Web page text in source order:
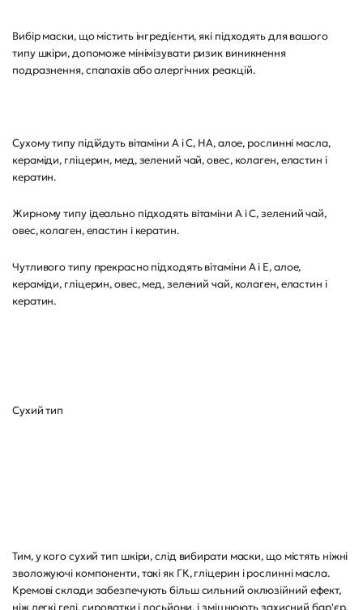
Вибір маски, що містить інгредієнти, які підходять для вашого
типу шкіри, допоможе мінімізувати ризик виникнення
подразнення, спалахів або алергічних реакцій.
Сухому типу підійдуть вітаміни A і C, HA, алое, рослинні масла,
кераміди, гліцерин, мед, зелений чай, овес, колаген, еластин і
кератин.
Жирному типу ідеально підходять вітаміни А і С, зелений чай,
овес, колаген, еластин і кератин.
Чутливого типу прекрасно підходять вітаміни А і Е, алое,
кераміди, гліцерин, овес, мед, зелений чай, колаген, еластин і
кератин.
Сухий тип
Тим, у кого сухий тип шкіри, слід вибирати маски, що містять ніжні
зволожуючі компоненти, такі як ГК, гліцерин і рослинні масла.
Кремові склади забезпечують більш сильний оклюзійний ефект,
ніж легкі гелі, сироватки і лосьйони, і зміцнюють захисний бар'єр,